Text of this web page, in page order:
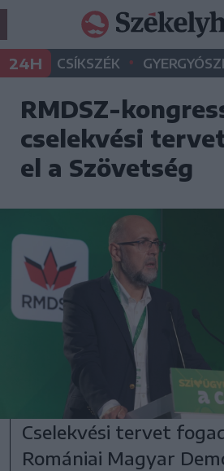
24H CSÍKSZÉK •
RMDSZ-
cselekvési
el a Szövetség
Cselekvési tervet
Romániai Magyar